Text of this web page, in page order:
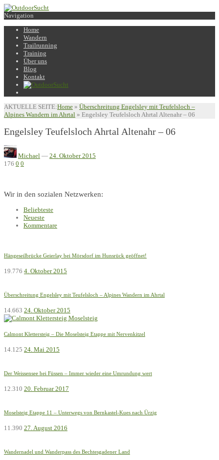
Navigation
Home
Wandern
Trailrunning
Training
Über uns
Blog
Kontakt
AKTUELLE SEITE:Home » Überschreitung Engelsley mit Teufelsloch –
Alpines Wandern im Ahrtal » Engelsley Teufelsloch Ahrtal Altenahr – 06
Engelsley Teufelsloch Ahrtal Altenahr – 06
Michael — 24. Oktober 2015
176 0 0
Wir in den sozialen Netzwerken:
Beliebteste
Neueste
Kommentare
Hängeseilbrücke Geierlay bei Mörsdorf im Hunsrück geöffnet!
19.776 4. Oktober 2015
Überschreitung Engelsley mit Teufelsloch – Alpines Wandern im Ahrtal
14.663 24. Oktober 2015
Calmont Klettersteig – Die Moselsteig Etappe mit Nervenkitzel
14.125 24. Mai 2015
Der Weissensee bei Füssen – Immer wieder eine Umrundung wert
12.310 20. Februar 2017
Moselsteig Etappe 11 – Unterwegs von Bernkastel-Kues nach Ürzig
11.390 27. August 2016
Wandernadel und Wanderpass des Bechtesgadener Land